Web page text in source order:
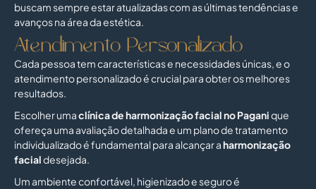
buscam sempre estar atualizadas com as últimas tendências e
avanços na área da estética.
Atendimento Personalizado
Cada pessoa tem características e necessidades únicas, e o
atendimento personalizado é crucial para obter os melhores
resultados.
Escolher umaclínica deharmonização facial no Paganique
ofereça uma avaliação detalhada e um plano de tratamento
individualizado é fundamental para alcançar aharmonização
facialdesejada.
Um ambiente confortável, higienizado e seguro é